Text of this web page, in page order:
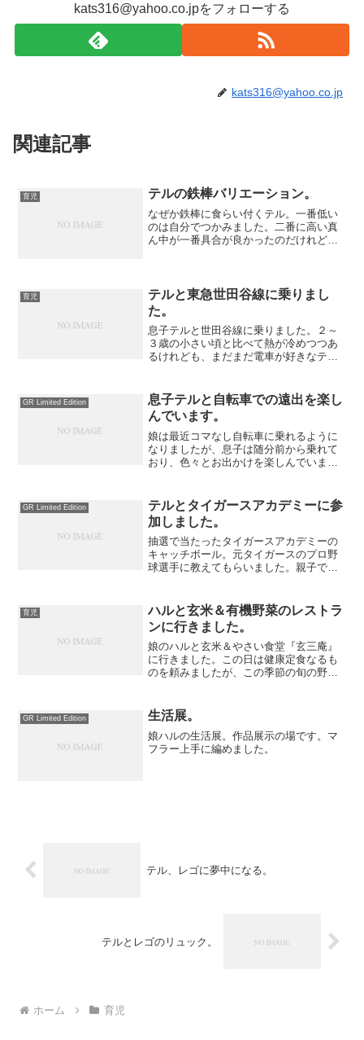
kats316@yahoo.co.jpをフォローする
kats316@yahoo.co.jp
関連記事
育児 テルの鉄棒バリエーション。
なぜか鉄棒に食らい付くテル。一番低い
のは自分でつかみました。二番に高い真
ん中が一番具合が良かったのだけれど、
チャレンジさせました。お...
育児
テルと東急世田谷線に乗りまし
た。
息子テルと世田谷線に乗りました。２～
３歳の小さい頃と比べて熱が冷めつつあ
るけれども、まだまだ電車が好きなテ
#gmap_canvas img{max-width:none!...
GR Limited Edition
息子テルと自転車での遠出を楽し
んでいます。
娘は最近コマなし自転車に乗れるように
なりましたが、息子は随分前から乗れて
おり、色々とお出かけを楽しんでいま
川敷を駆使して自転車で４５分で到着し
ました。
GR Limited Edition
テルとタイガースアカデミーに参
加しました。
抽選で当たったタイガースアカデミーの
キャッチボール。元タイガースのプロ野
球選手に教えてもらいました。親子でキ
満足していたようです。キャッチボール
は子供がピッチャーのよう...
育児
ハルと玄米＆有機野菜のレストラ
ンに行きました。
娘のハルと玄米＆やさい食堂『玄三庵』
に行きました。この日は健康定食なるも
のを頼みましたが、この季節の旬の野菜
ジュースを、ハルの分もいただきまし
た。メインはカブの肉詰め...
GR Limited Edition 生活展。
娘ハルの生活展。作品展示の場です。マ
フラー上手に編めました。
テル、レゴに夢中になる。
テルとレゴのリュック。
ホーム 育児